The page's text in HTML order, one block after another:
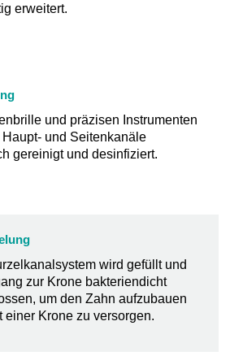
erweitert.
und präzisen Instrumenten
und Seitenkanäle
gereinigt und desinfiziert.
wird gefüllt und
zur Krone bakteriendicht
um den Zahn aufzubauen
einer Krone zu versorgen.